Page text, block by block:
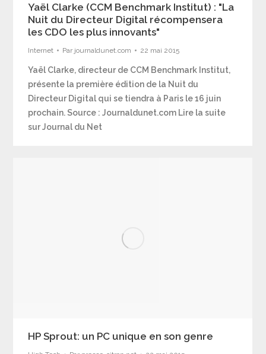
Yaël Clarke (CCM Benchmark Institut) : "La
Nuit du Directeur Digital récompensera
les CDO les plus innovants"
Internet Par journaldunet.com 22 mai 2015
Yaël Clarke, directeur de CCM Benchmark Institut,
présente la première édition de la Nuit du
Directeur Digital qui se tiendra à Paris le 16 juin
prochain. Source : Journaldunet.com Lire la suite
sur Journal du Net
HP Sprout: un PC unique en son genre